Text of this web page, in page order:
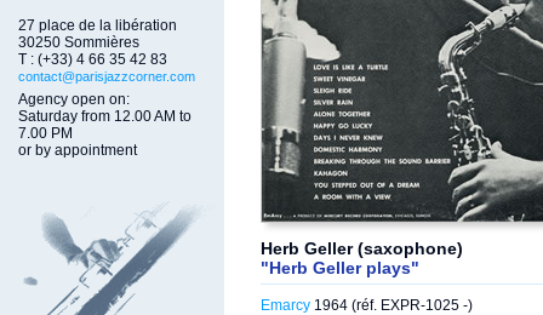
27 place de la libération
30250 Sommières
T : (+33) 4 66 35 42 83
contact@parisjazzcorner.com
Agency open on:
Saturday from 12.00 AM to
7.00 PM
or by appointment
Herb Geller (saxophone)
"Herb Geller plays"
Emarcy 1964 (réf. EXPR-1025 -)